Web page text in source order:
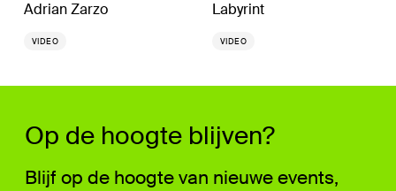
Adrian Zarzo
VIDEO
Labyrint
VIDEO
Op de hoogte blijven?
Blijf op de hoogte van nieuwe events,